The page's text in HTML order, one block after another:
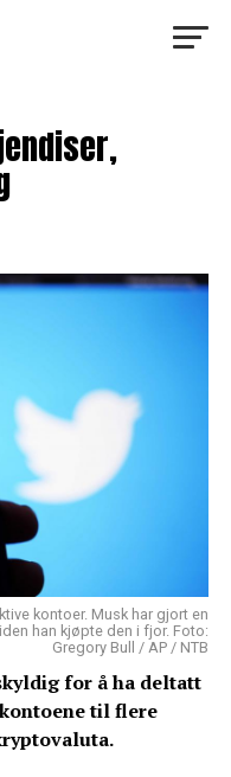
kontoer. Musk har gjort en
han kjøpte den i fjor. Foto:
Gregory Bull / AP / NTB
for å ha deltatt
til flere